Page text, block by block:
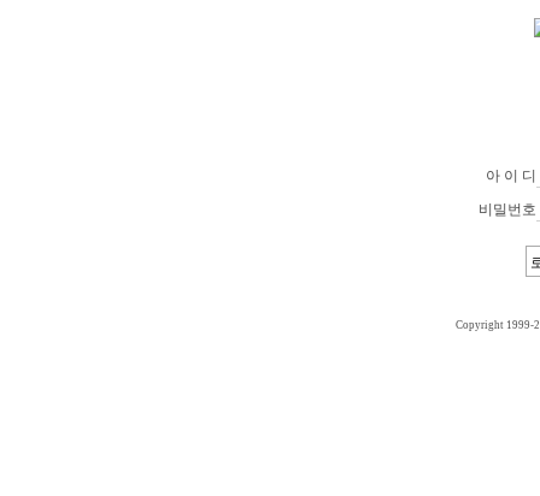
아 이 디
비밀번호
Copyright 1999-